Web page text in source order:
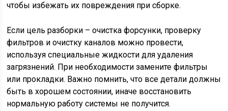
чтобы избежать их повреждения при сборке.
Если цель разборки – очистка форсунки, проверку
фильтров и очистку каналов можно провести,
используя специальные жидкости для удаления
загрязнений. При необходимости замените фильтры
или прокладки. Важно помнить, что все детали должны
быть в хорошем состоянии, иначе восстановить
нормальную работу системы не получится.